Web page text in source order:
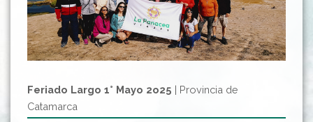
Feriado Largo 1° Mayo 2o25 | Provincia de
Catamarca